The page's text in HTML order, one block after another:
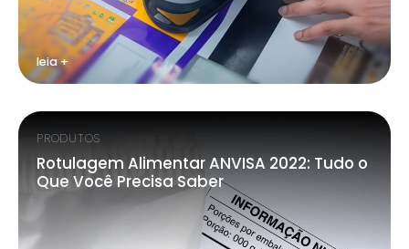
leia +
PRODUTOS
Rotulagem Alimentar ANVISA 2022: Tudo o
Que Você Precisa Saber